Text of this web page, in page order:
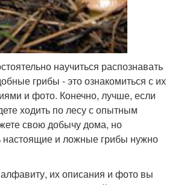
научиться распознавать
грибы - это ознакомиться с их
и фото. Конечно, лучше, если
ходить по лесу с опытным
свою добычу дома, но
настоящие и ложные грибы нужно
их описания и фото вы